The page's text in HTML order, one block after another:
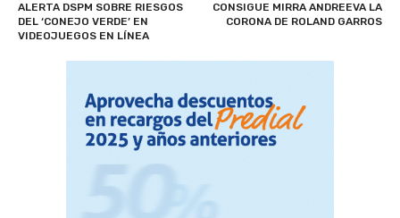
ALERTA DSPM SOBRE RIESGOS
DEL ‘CONEJO VERDE’ EN
VIDEOJUEGOS EN LÍNEA
CONSIGUE MIRRA ANDREEVA LA
CORONA DE ROLAND GARROS